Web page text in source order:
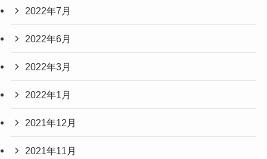
2022年7月
2022年6月
2022年3月
2022年1月
2021年12月
2021年11月